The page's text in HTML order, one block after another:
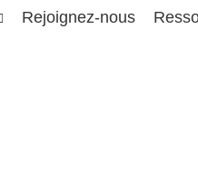
Rejoignez-nous